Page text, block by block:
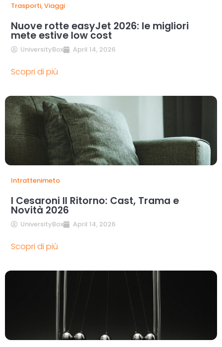
Trasporti,Viaggi
Nuove rotte easyJet 2026: le migliori
mete estive low cost
UniversityBox April 14, 2026
Scopri di più
Intrattenimeto
I Cesaroni Il Ritorno: Cast, Trama e
Novità 2026
UniversityBox April 14, 2026
Scopri di più